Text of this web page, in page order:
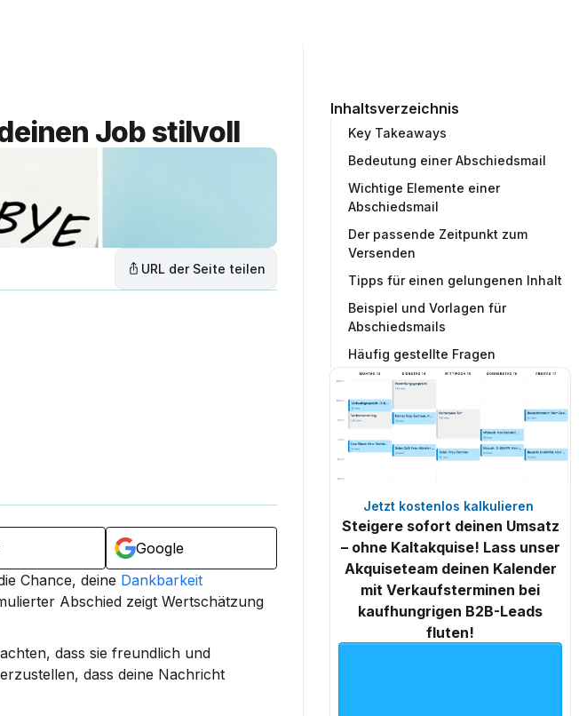
Inhaltsverzeichnis
Key Takeaways
Bedeutung einer Abschiedsmail
Wichtige Elemente einer
Abschiedsmail
Der passende Zeitpunkt zum
Versenden
Tipps für einen gelungenen Inhalt
Beispiel und Vorlagen für
Abschiedsmails
Häufig gestellte Fragen
Jetzt kostenlos kalkulieren
Steigere sofort deinen Umsatz
– ohne Kaltakquise! Lass unser
Akquiseteam deinen Kalender
mit Verkaufsterminen bei
kaufhungrigen B2B-Leads
fluten!
Job stilvoll
URL der Seite teilen
Google
Chance, deine Dankbarkeit
Abschied zeigt Wertschätzung
dass sie freundlich und
dass deine Nachricht